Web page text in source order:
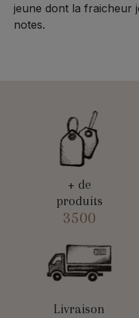
jeune dont la fraicheur
notes.
+ de
produits
3500
Livraison